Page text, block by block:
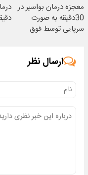
معجزه درمان بواسیر در
30دقیقه به صورت
سرپایی توسط فوق
ارسال نظر